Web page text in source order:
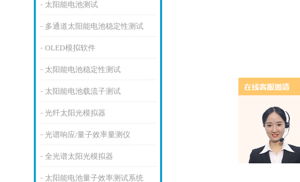
太阳能电池测试
多通道太阳能电池稳定性测试
OLED模拟软件
太阳能电池稳定性测试
太阳能电池载流子测试
光纤太阳光模拟器
光谱响应/量子效率量测仪
全光谱太阳光模拟器
太阳能电池量子效率测试系统